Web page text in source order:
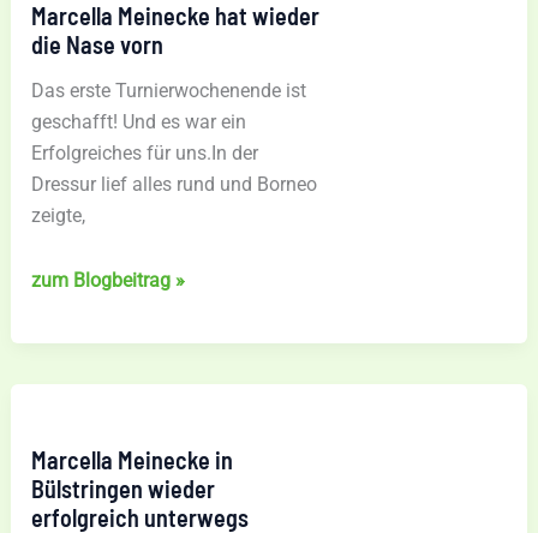
Marcella Meinecke hat wieder
die Nase vorn
Das erste Turnierwochenende ist
geschafft! Und es war ein
Erfolgreiches für uns.In der
Dressur lief alles rund und Borneo
zeigte,
Marcella
hat
vorn
zum Blogbeitrag »
Marcella Meinecke in
Bülstringen wieder
erfolgreich unterwegs